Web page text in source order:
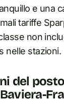
e una
tariffe
non
nelle stazioni.
del